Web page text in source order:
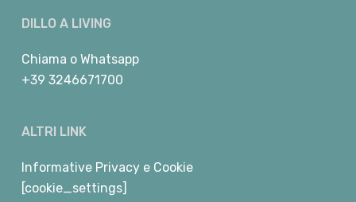
DILLO A LIVING
Chiama o Whatsapp
+39 3246671700
ALTRI LINK
Informative Privacy e Cookie
[cookie_settings]